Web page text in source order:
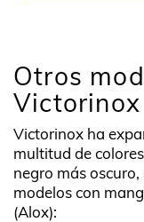
Otros
Victorinox
Victorinox ha
multitud de
negro más
modelos con
(Alox):